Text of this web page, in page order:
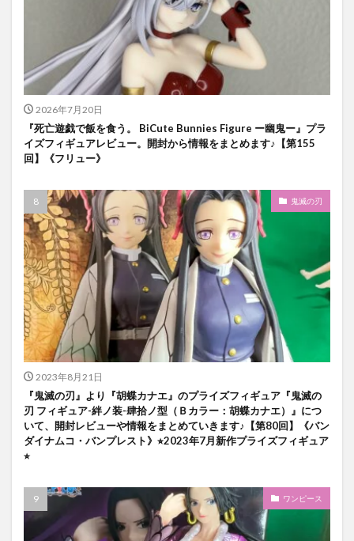
2026年7月20日
『死亡遊戯で飯を食う。 BiCute Bunnies Figure ー幽鬼ー』プラ
イズフィギュアレビュー。開封から情報をまとめます♪【第155
回】《フリュー》
鬼滅の刃
2023年8月21日
『鬼滅の刃』より『胡蝶カナエ』のプライズフィギュア『鬼滅の
刃 フィギュア-絆ノ装-肆拾ノ型（Ｂカラー：胡蝶カナエ）』につ
いて、開封レビューや情報をまとめていきます♪【第80回】《バン
ダイナムコ・バンプレスト》⭐︎2023年7月新作プライズフィギュア
⭐︎
ワンピース